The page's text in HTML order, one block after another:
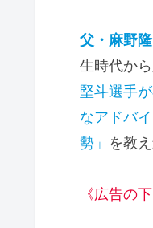
父・麻野
生時代か
堅斗選手
なアドバ
勢」 を教
《広告の